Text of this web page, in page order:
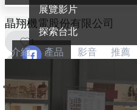
展覽影片
探索台北
晶翔機電股份有限公司
1
介紹 產品 影音 推薦